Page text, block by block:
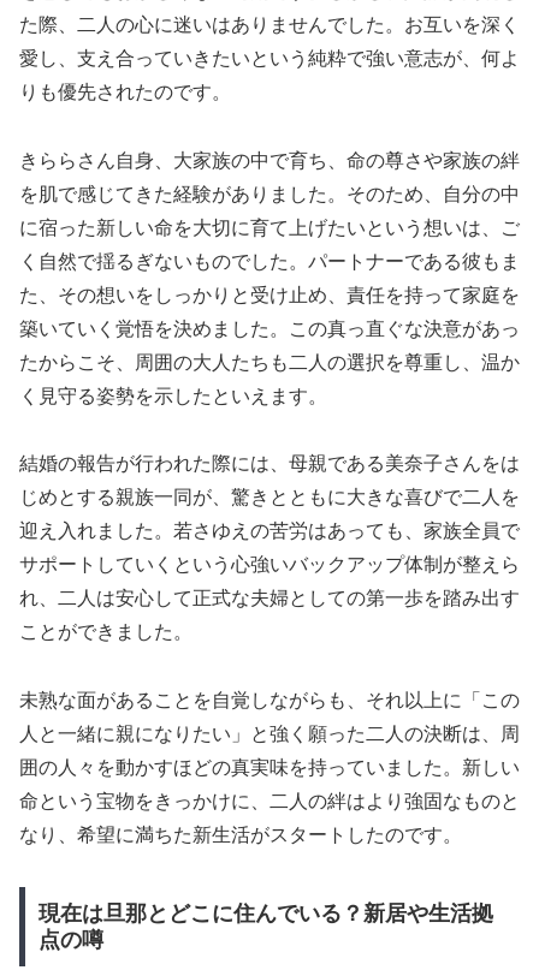
た際、二人の心に迷いはありませんでした。お互いを深く
愛し、支え合っていきたいという純粋で強い意志が、何よ
りも優先されたのです。
きららさん自身、大家族の中で育ち、命の尊さや家族の絆
を肌で感じてきた経験がありました。そのため、自分の中
に宿った新しい命を大切に育て上げたいという想いは、ご
く自然で揺るぎないものでした。パートナーである彼もま
た、その想いをしっかりと受け止め、責任を持って家庭を
築いていく覚悟を決めました。この真っ直ぐな決意があっ
たからこそ、周囲の大人たちも二人の選択を尊重し、温か
く見守る姿勢を示したといえます。
結婚の報告が行われた際には、母親である美奈子さんをは
じめとする親族一同が、驚きとともに大きな喜びで二人を
迎え入れました。若さゆえの苦労はあっても、家族全員で
サポートしていくという心強いバックアップ体制が整えら
れ、二人は安心して正式な夫婦としての第一歩を踏み出す
ことができました。
未熟な面があることを自覚しながらも、それ以上に「この
人と一緒に親になりたい」と強く願った二人の決断は、周
囲の人々を動かすほどの真実味を持っていました。新しい
命という宝物をきっかけに、二人の絆はより強固なものと
なり、希望に満ちた新生活がスタートしたのです。
現在は旦那とどこに住んでいる？新居や生活拠
点の噂